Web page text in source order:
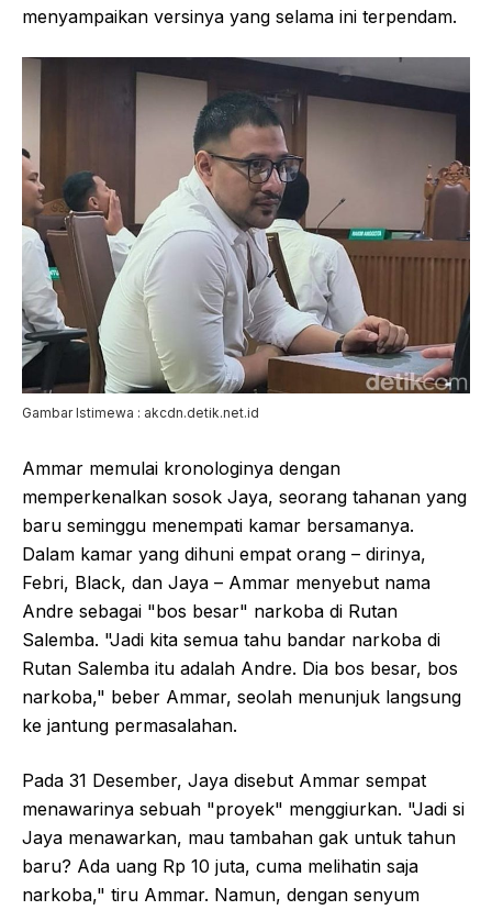
menyampaikan versinya yang selama ini terpendam.
Gambar Istimewa : akcdn.detik.net.id
Ammar memulai kronologinya dengan
memperkenalkan sosok Jaya, seorang tahanan yang
baru seminggu menempati kamar bersamanya.
Dalam kamar yang dihuni empat orang – dirinya,
Febri, Black, dan Jaya – Ammar menyebut nama
Andre sebagai "bos besar" narkoba di Rutan
Salemba. "Jadi kita semua tahu bandar narkoba di
Rutan Salemba itu adalah Andre. Dia bos besar, bos
narkoba," beber Ammar, seolah menunjuk langsung
ke jantung permasalahan.
Pada 31 Desember, Jaya disebut Ammar sempat
menawarinya sebuah "proyek" menggiurkan. "Jadi si
Jaya menawarkan, mau tambahan gak untuk tahun
baru? Ada uang Rp 10 juta, cuma melihatin saja
narkoba," tiru Ammar. Namun, dengan senyum